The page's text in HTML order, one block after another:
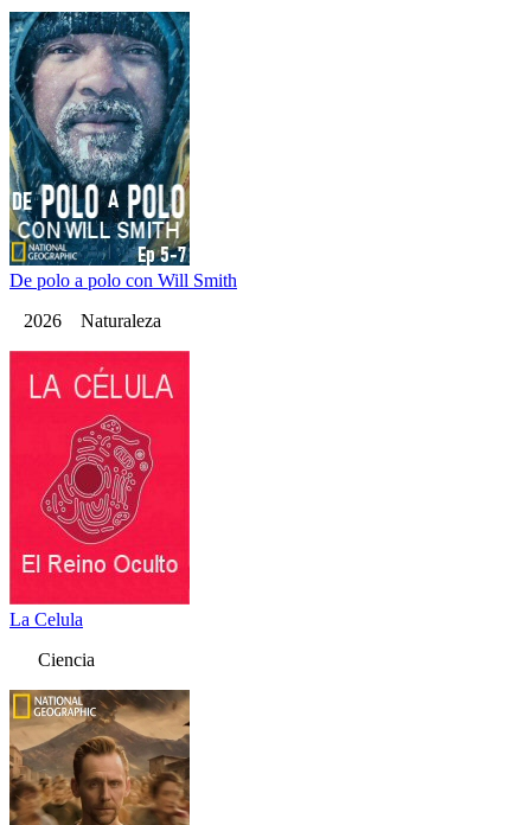
De polo a polo con Will Smith
2026 Naturaleza
La Celula
Ciencia